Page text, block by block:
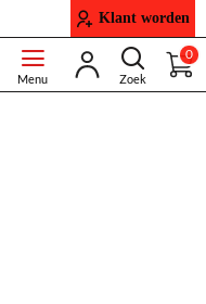
Klant worden
0